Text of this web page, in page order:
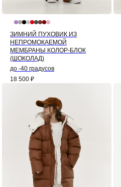
ЗИМНИЙ ПУХОВИК ИЗ
НЕПРОМОКАЕМОЙ
МЕМБРАНЫ КОЛОР-БЛОК
(ШОКОЛАД)
до -40 градусов
18 500 ₽